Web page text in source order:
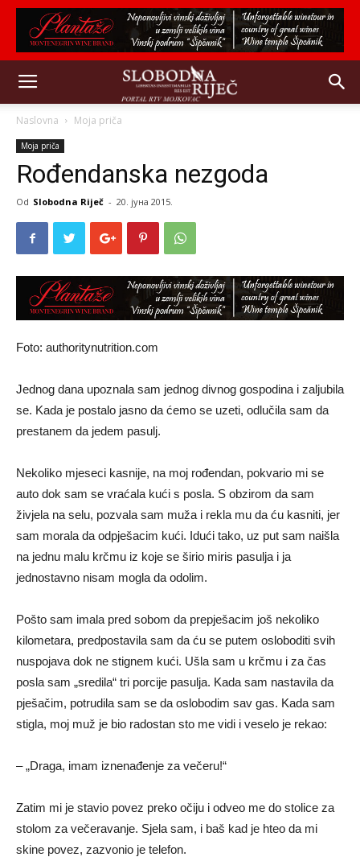
Naslovna Moja priča
Moja priča
Rođendanska nezgoda
Od Slobodna Riječ - 20. јуна 2015.
Foto: authoritynutrition.com
Jednog dana upoznala sam jednog divnog gospodina i zaljubila
se. Kada je postalo jasno da ćemo se uzeti, odlučila sam da
prestanem da jedem pasulj.
Nekoliko mjeseci kasnije, na moj rođendan, pokvario mi se
auto dok sam se vraćala kući s posla. S obzirom da sam
živjela na selu, pozvala sam muža i rekla mu da ću kasniti, jer
sam morala da odpješacim kući. Idući tako, uz put sam naišla
na jednu malu krčmu iz koje se širio miris pasulja i ja
jednostavno nisam mogla da odolim.
Pošto sam imala pred sobom da prepješacim još nekoliko
kilometara, predpostavila sam da ću se putem osloboditi svih
nuspojava dok ne stignem kući. Ušla sam u krčmu i za čas
posla sam „sredila“ tri porcije pasulja. Kada sam nastavila da
pješačim, potrudila sam se da oslobodim sav gas. Kada sam
stigla, moj muž je bio radostan sto me vidi i veselo je rekao:
– „Draga, imam iznenađenje za večeru!“
Zatim mi je stavio povez preko očiju i odveo me do stolice za
stolom za večeravanje. Sjela sam, i baš kad je hteo da mi
skine povez, zazvonio je telefon.